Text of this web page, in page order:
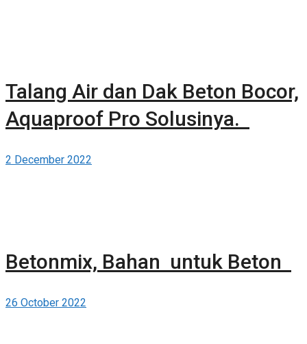
Talang Air dan Dak Beton Bocor,
Aquaproof Pro Solusinya.
2 December 2022
Betonmix, Bahan untuk Beton
26 October 2022